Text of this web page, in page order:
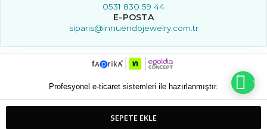
SEPETE EKLE
0531 830 59 44
E-POSTA
siparis@innuendojewelry.com.tr
Profesyonel e-ticaret sistemleri ile hazırlanmıştır.